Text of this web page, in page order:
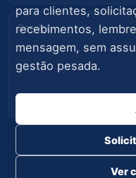
Serviço
Agendado
para clientes,
recebimentos,
mensagem, sem
gestão pesada.
Ver